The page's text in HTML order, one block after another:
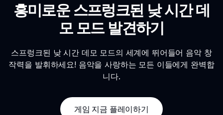
흥미로운 스프렁크된 낮 시간 데
모 모드 발견하기
스프렁크된 낮 시간 데모 모드의 세계에 뛰어들어 음악 창
작력을 발휘하세요! 음악을 사랑하는 모든 이들에게 완벽합
니다.
게임 지금 플레이하기